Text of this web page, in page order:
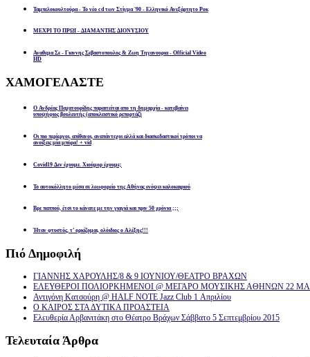
Ταμπελοκουλτούρα - Το νέο cd των Στίγμα '90 - Ελληνικό Ανεξάρτητο Ροκ
ΜΕΧΡΙ ΤΟ ΠΡΩΙ - ΔΙΑΜΑΝΤΗΣ ΔΙΟΝΥΣΙΟΥ
Αναθεμα Σε - Γιαννης Σεβαστοπουλος & Ζωη Τηγανουρια - Official Video
HD
ΧΑΜΟΓΕΛΑΣΤΕ
Ο Ανδρέας Παχατουρίδης παραιτείται απο τη δημαρχία - κατεβαίνει
υποψήφιος βουλευτής (αποκλειστικό ρεπορτάζ)
Οι πιο περίεργοι, απίθανοι, αναπάντεχοι αλλά και διασκεδαστικοί τρόποι να
ανοίξεις μία μπύρα! + vid
Covid19 Δεν έχουμε. Χιούμορ έχουμε;
Το αυτοκόλλητο μέσα σε λεωφορείο της Αθήνας ενόψει καλοκαιριού
Βρε παππού, έτσι το κάνατε με την γιαγιά και πριν 50 χρόνια ;;;
Ήταν φτυστός, τ’ ορκίζομαι, ολόιδιος ο Αλέξης!!!
Πιό Δημοφιλή
ΓΙΑΝΝΗΣ ΧΑΡΟΥΛΗΣ/8 & 9 ΙΟΥΝΙΟΥ/ΘΕΑΤΡΟ ΒΡΑΧΩΝ
ΕΛΕΥΘΕΡΟΙ ΠΟΛΙΟΡΚΗΜΕΝΟΙ @ ΜΕΓΑΡΟ ΜΟΥΣΙΚΗΣ ΑΘΗΝΩΝ 22
Αντιγόνη Κατσούρη @ HALF NOTE Jazz Club 1 Απριλίου
Ο ΚΑΙΡΟΣ ΣΤΑ ΔΥΤΙΚΑ ΠΡΟΑΣΤΕΙΑ
Ελευθερία Αρβανιτάκη στο Θέατρο Βράχων Σάββατο 5 Σεπτεμβρίου 2015
Τελευταία Άρθρα